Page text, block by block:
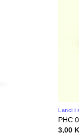
Lanci i
PHC
3,00